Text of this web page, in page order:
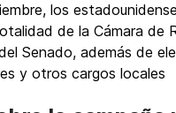
los
de la Cámara de
Senado, además de
y otros cargos locales